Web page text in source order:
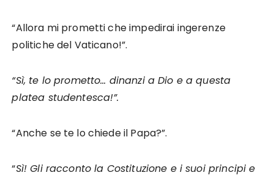
“Allora mi prometti che impedirai ingerenze
politiche del Vaticano!”.
“Sì, te lo prometto… dinanzi a Dio e a questa
platea studentesca!”.
“Anche se te lo chiede il Papa?”.
“Sì! Gli racconto la Costituzione e i suoi principi e